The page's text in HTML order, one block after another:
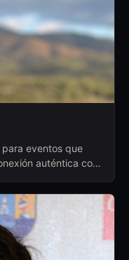
eventos que
auténtica con